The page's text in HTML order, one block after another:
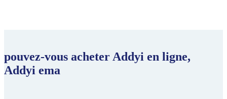
pouvez-vous acheter Addyi en ligne,
Addyi ema